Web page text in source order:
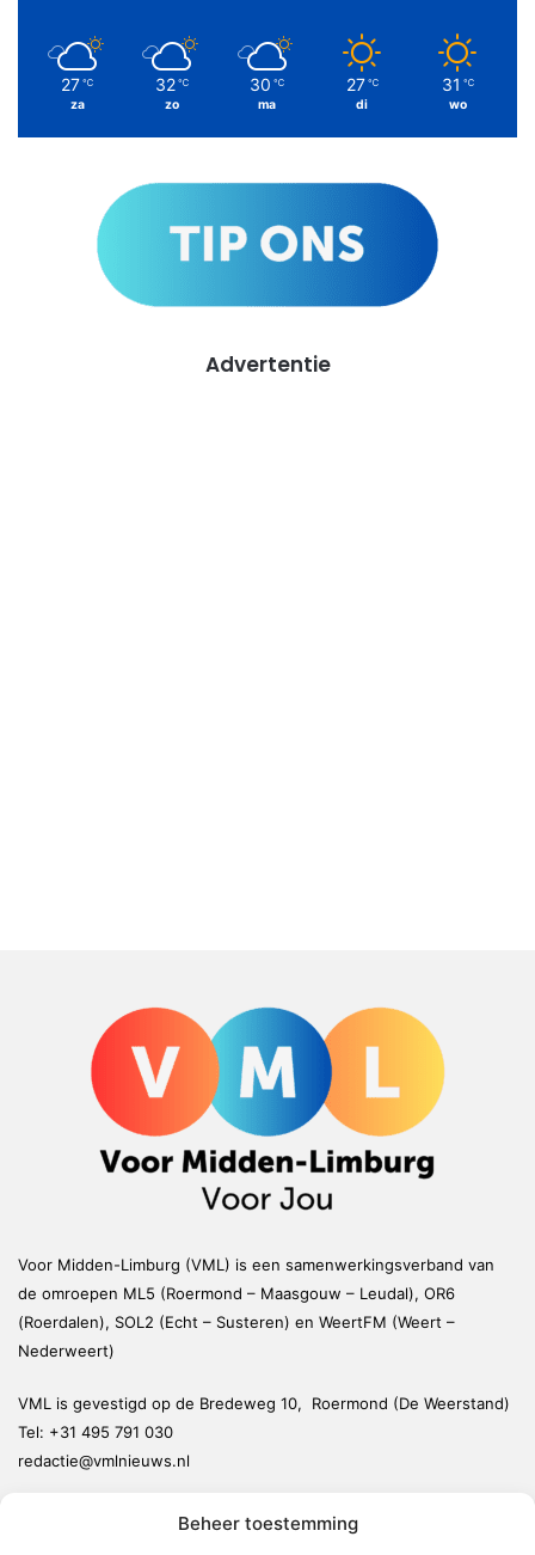
Beheer toestemming
27 ℃
za
32 ℃
zo
30 ℃
ma
27 ℃
di
31 ℃
wo
Advertentie
Voor Midden-Limburg (VML) is een samenwerkingsverband van
de omroepen ML5 (Roermond – Maasgouw – Leudal), OR6
(Roerdalen), SOL2 (Echt – Susteren) en WeertFM (Weert –
Nederweert)
VML is gevestigd op de Bredeweg 10, Roermond (De Weerstand)
Tel: +31 495 791 030
redactie@vmlnieuws.nl